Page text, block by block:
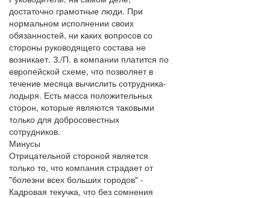
достаточно грамотные люди. При
нормальном исполнении своих
обязанностей, ни каких вопросов со
стороны руководящего состава не
возникает. З./П. в компании платится по
европейской схеме, что позволяет в
течение месяца вычислить сотрудника-
лодыря. Есть масса положительных
сторон, которые являются таковыми
только для добросовестных
сотрудников.
Минусы
Отрицательной стороной является
только то, что компания страдает от
"болезни всех больших городов" -
Кадровая текучка, что без сомнения